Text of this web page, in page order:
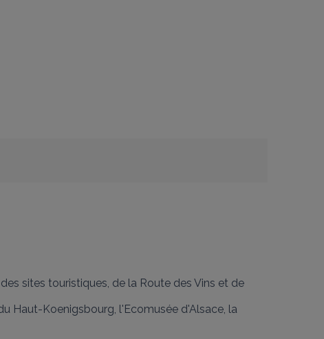
sites touristiques, de la Route des Vins et de
Haut-Koenigsbourg, l'Ecomusée d'Alsace, la